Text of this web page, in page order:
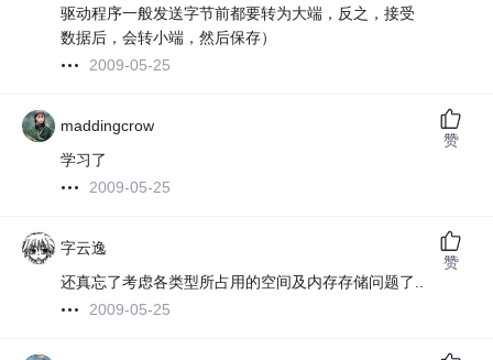
驱动程序一般发送字节前都要转为大端，反之，接受
数据后，会转小端，然后保存）
2009-05-25
maddingcrow
学习了
2009-05-25
赞
字云逸
还真忘了考虑各类型所占用的空间及内存存储问题了..
2009-05-25
赞